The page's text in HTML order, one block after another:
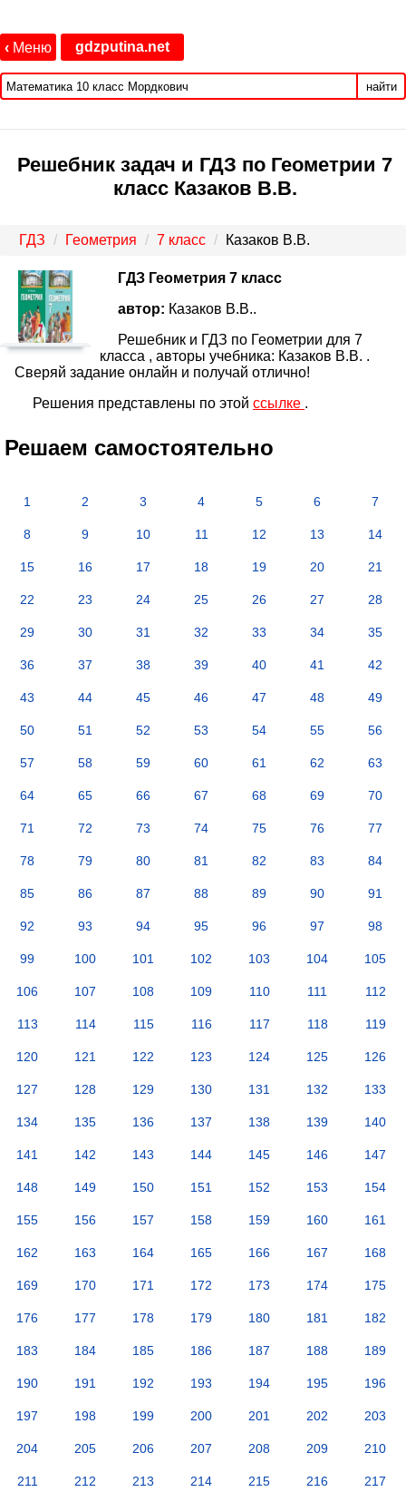
‹ Меню gdzputina.net
найти
Решебник задач и ГДЗ по Геометрии 7
класс Казаков В.В.
ГДЗ Геометрия 7 класс Казаков В.В.
ГДЗ Геометрия 7 класс
автор: Казаков В.В..
Решебник и ГДЗ по Геометрии для 7
класса , авторы учебника: Казаков В.В. .
Сверяй задание онлайн и получай отлично!
Решения представлены по этой ссылке .
Решаем самостоятельно
1 2 3 4 5 6 7
8 9 10 11 12 13 14
15 16 17 18 19 20 21
22 23 24 25 26 27 28
29 30 31 32 33 34 35
36 37 38 39 40 41 42
43 44 45 46 47 48 49
50 51 52 53 54 55 56
57 58 59 60 61 62 63
64 65 66 67 68 69 70
71 72 73 74 75 76 77
78 79 80 81 82 83 84
85 86 87 88 89 90 91
92 93 94 95 96 97 98
99 100 101 102 103 104 105
106 107 108 109 110 111 112
113 114 115 116 117 118 119
120 121 122 123 124 125 126
127 128 129 130 131 132 133
134 135 136 137 138 139 140
141 142 143 144 145 146 147
148 149 150 151 152 153 154
155 156 157 158 159 160 161
162 163 164 165 166 167 168
169 170 171 172 173 174 175
176 177 178 179 180 181 182
183 184 185 186 187 188 189
190 191 192 193 194 195 196
197 198 199 200 201 202 203
204 205 206 207 208 209 210
211 212 213 214 215 216 217